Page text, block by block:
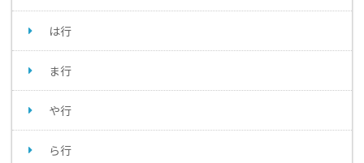
は行
ま行
や行
ら行